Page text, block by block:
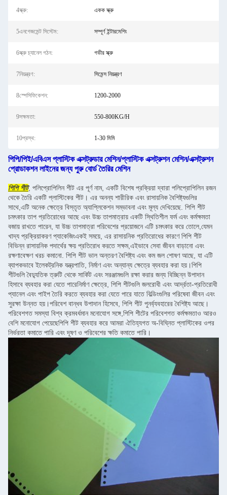
4স্ক্রু: একক স্ক্রু
5এনগেজমেন্ট সিস্টেম: সম্পূর্ণ ইন্টারমেশিং
6স্ক্রু চ্যানেল গঠন: গভীর স্ক্রু
7নিয়ন্ত্রণ: সিমেন্স নিয়ন্ত্রণ
8স্পেসিফিকেশন: 1200-2000
9সক্ষমতা: 550-800KG/H
10প্রস্থ: 1-30 মিমি
পিপি/পিই/এবিএস প্লাস্টিক এক্সট্রুডার মেশিন/প্লাস্টিক এক্সট্রুশন মেশিন/এক্সট্রুশন
প্রোডাকশন লাইনের জন্য পুরু বোর্ড তৈরির মেশিন
পিপি শীট, পলিপ্রোপিলিন শীট এর পূর্ণ নাম, একটি বিশেষ প্রক্রিয়া দ্বারা পলিপ্রোপিলিন রজন
থেকে তৈরি একটি প্লাস্টিকের শীট। এর অনন্য শারীরিক এবং রাসায়নিক বৈশিষ্ট্যগুলির
সাথে,এটি অনেক ক্ষেত্রে বিস্তৃত অ্যাপ্লিকেশন সম্ভাবনা এবং মূল্য দেখিয়েছে. পিপি শীট
চমৎকার তাপ প্রতিরোধের আছে এবং উচ্চ তাপমাত্রায় একটি স্থিতিশীল ফর্ম এবং কর্মক্ষমতা
বজায় রাখতে পারেন, যা উচ্চ তাপমাত্রা পরিবেশের প্রয়োজনে এটি চমৎকার করে তোলে,যেমন
খাদ্য প্রক্রিয়াকরণ প্যাকেজিংএকই সময়ে, এর রাসায়নিক প্রতিরোধের কারণে পিপি শীট
বিভিন্ন রাসায়নিক পদার্থের ক্ষয় প্রতিরোধ করতে সক্ষম,এইভাবে সেবা জীবন বাড়ানো এবং
রক্ষণাবেক্ষণ খরচ কমানো. পিপি শীট ভাল অন্তরণ বৈশিষ্ট্য এবং কম জল শোষণ আছে, যা এটি
ব্যাপকভাবে ইলেকট্রনিক যন্ত্রপাতি, নির্মাণ এবং অন্যান্য ক্ষেত্রে ব্যবহার করা হয়।পিপি
শীটগুলি বৈদ্যুতিক ত্রুটি থেকে সার্কিট এবং সরঞ্জামগুলি রক্ষা করার জন্য বিচ্ছিন্ন উপাদান
হিসাবে ব্যবহার করা যেতে পারেনির্মাণ ক্ষেত্রে, পিপি শীটগুলি জলরোধী এবং আর্দ্রতা-প্রতিরোধী
প্যানেল এবং পাইপ তৈরি করতে ব্যবহার করা যেতে পারে যাতে বিল্ডিংগুলির পরিষেবা জীবন এবং
সুরক্ষা উন্নত হয়।পরিবেশ বান্ধব উপাদান হিসেবে, পিপি শীট পুনর্ব্যবহারের বৈশিষ্ট্য আছে।
পরিবেশগত সমস্যা বিশ্ব ক্রমবর্ধমান মনোযোগ সঙ্গে,পিপি শীটের পরিবেশগত কর্মক্ষমতাও আরও
বেশি মনোযোগ পেয়েছেপিপি শীট ব্যবহার করে আমরা ঐতিহ্যগত অ-বিঘ্নিত প্লাস্টিকের ওপর
নির্ভরতা কমাতে পারি এবং দূষণ ও পরিবেশের ক্ষতি কমাতে পারি।